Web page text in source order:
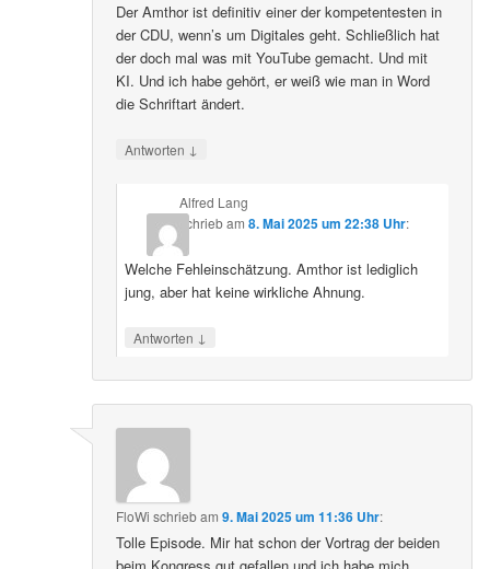
Der Amthor ist definitiv einer der kompetentesten in
der CDU, wenn’s um Digitales geht. Schließlich hat
der doch mal was mit YouTube gemacht. Und mit
KI. Und ich habe gehört, er weiß wie man in Word
die Schriftart ändert.
Antworten ↓
Alfred Lang
schriebam 8. Mai 2025 um 22:38 Uhr:
Welche Fehleinschätzung. Amthor ist lediglich
jung, aber hat keine wirkliche Ahnung.
Antworten ↓
FloWi schriebam9. Mai 2025 um 11:36 Uhr:
Tolle Episode. Mir hat schon der Vortrag der beiden